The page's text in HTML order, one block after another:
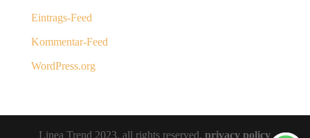
Eintrags-Feed
Kommentar-Feed
WordPress.org
Linea Trend 2023, all rights reserved.privacy policy